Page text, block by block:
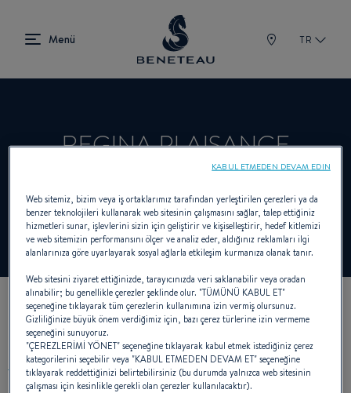
TR
REGINA PLAISANCE
Satıcı In-board için BENETEAU
KOORDINATLARIMIZ
Web sitemiz, bizim veya iş ortaklarımız tarafından yerleştirilen çerezleri ya da
benzer teknolojileri kullanarak web sitesinin çalışmasını sağlar, talep ettiğiniz
hizmetleri sunar, işlevlerini sizin için geliştirir ve kişiselleştirir, hedef kitlemizi
ve web sitemizin performansını ölçer ve analiz eder, aldığınız reklamları ilgi
alanlarınıza göre uyarlayarak sosyal ağlarla etkileşim kurmanıza olanak tanır.
Web sitesini ziyaret ettiğinizde, tarayıcınızda veri saklanabilir veya oradan
alınabilir; bu genellikle çerezler şeklinde olur. "TÜMÜNÜ KABUL ET"
seçeneğine tıklayarak tüm çerezlerin kullanımına izin vermiş olursunuz.
Gizliliğinize büyük önem verdiğimiz için, bazı çerez türlerine izin vermeme
seçeneğini sunuyoruz.
"ÇEREZLERİMİ YÖNET" seçeneğine tıklayarak kabul etmek istediğiniz çerez
kategorilerini seçebilir veya "KABUL ETMEDEN DEVAM ET" seçeneğine
tıklayarak reddettiğinizi belirtebilirsiniz (bu durumda yalnızca web sitesinin
çalışması için kesinlikle gerekli olan çerezler kullanılacaktır).
KABUL ETMEDEN DEVAM EDIN